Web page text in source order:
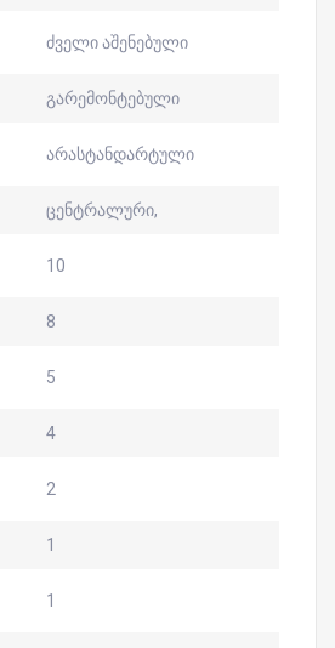
ძველი აშენებული
გარემონტებული
არასტანდარტული
ცენტრალური,
10
8
5
4
2
1
1